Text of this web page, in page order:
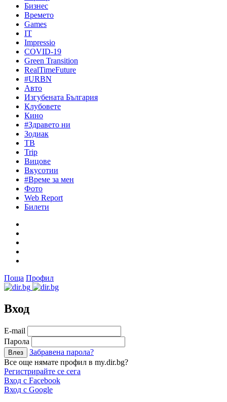
Бизнес
Времето
Games
IT
Impressio
COVID-19
Green Transition
RealTimeFuture
#URBN
Авто
Изгубената България
Клубовете
Кино
#Здравето ни
Зодиак
ТВ
Trip
Вицове
Вкусотии
#Време за мен
Фото
Web Report
Билети
Поща Профил
Вход
Е-mail
Парола
Забравена парола?
Все още нямате профил в my.dir.bg?
Регистрирайте се сега
Вход с Facebook
Вход с Google